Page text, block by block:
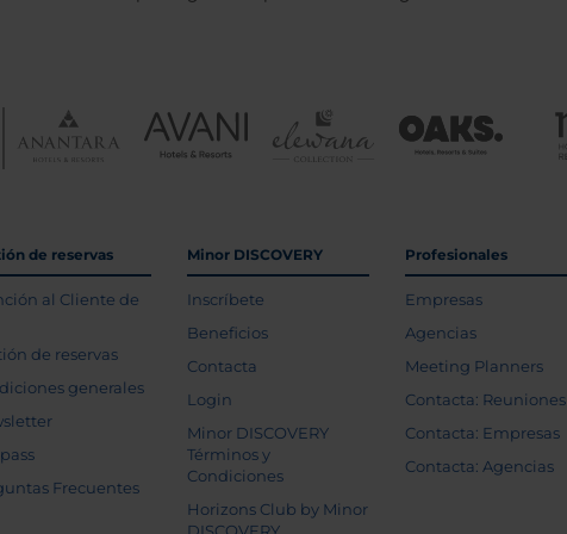
de reservas
al Cliente de
de reservas
generales
Frecuentes
Minor DISCOVERY
Inscríbete
Beneficios
Contacta
Login
Minor DISCOVERY
Términos y
Condiciones
Horizons Club by Minor
Profesionales
Empresas
Agencias
Meeting Planners
Contacta: Reuniones
Contacta: Empresas
Contacta: Agencias